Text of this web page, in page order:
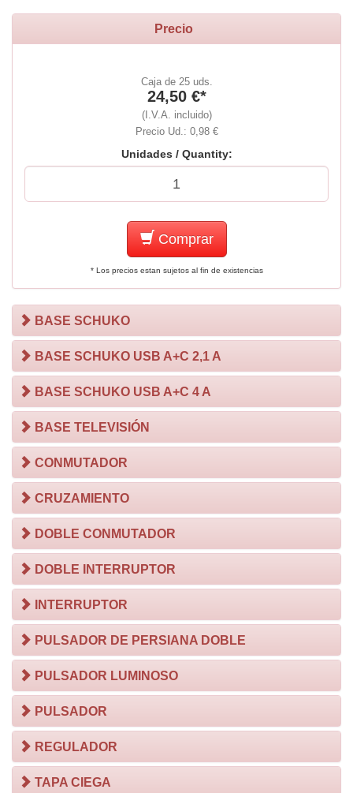
Precio
Caja de 25 uds.
24,50 €*
(I.V.A. incluido)
Precio Ud.: 0,98 €
Unidades / Quantity:
Comprar
* Los precios estan sujetos al fin de existencias
BASE SCHUKO
BASE SCHUKO USB A+C 2,1 A
BASE SCHUKO USB A+C 4 A
BASE TELEVISIÓN
CONMUTADOR
CRUZAMIENTO
DOBLE CONMUTADOR
DOBLE INTERRUPTOR
INTERRUPTOR
PULSADOR DE PERSIANA DOBLE
PULSADOR LUMINOSO
PULSADOR
REGULADOR
TAPA CIEGA